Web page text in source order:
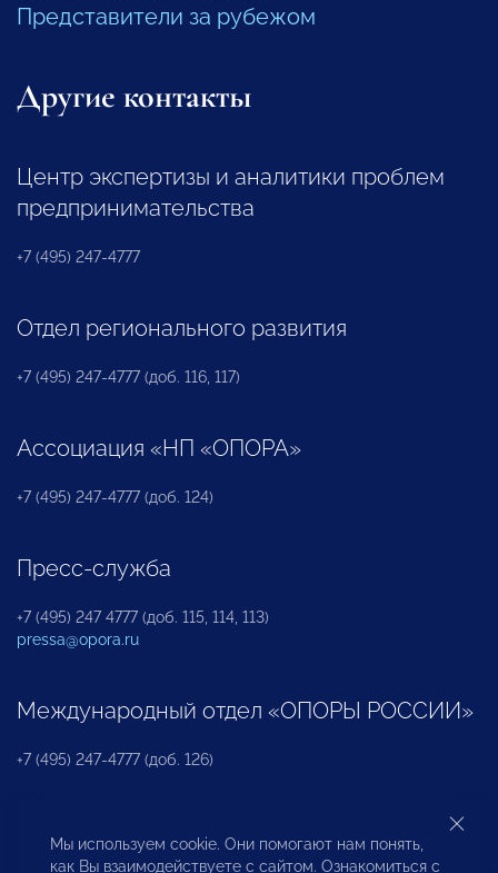
Представители за рубежом
Другие контакты
Центр экспертизы и аналитики проблем
предпринимательства
+7 (495) 247-4777
Отдел регионального развития
+7 (495) 247-4777 (доб. 116, 117)
Ассоциация «НП «ОПОРА»
+7 (495) 247-4777 (доб. 124)
Пресс-служба
+7 (495) 247 4777 (доб. 115, 114, 113)
pressa@opora.ru
Международный отдел «ОПОРЫ РОССИИ»
+7 (495) 247-4777 (доб. 126)
Бюро по защите прав предпринимателей и
инвесторов
Мы используем cookie. Они помогают нам понять,
как Вы взаимодействуете с сайтом. Ознакомиться с